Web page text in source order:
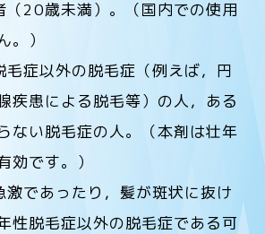
20歳未満）。（国内での使用
。）
症以外の脱毛症（例えば，円
疾患による脱毛等）の人，ある
ない脱毛症の人。（本剤は壮年
効です。）
であったり，髪が斑状に抜け
性脱毛症以外の脱毛症である可